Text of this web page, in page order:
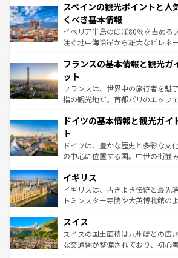
ろん、トスカーナの美しい田園風
景など、自然景観も見逃せない。
ピザやパスタなど、絶品のイタリ
できる。朝目覚めてから夜眠るま
なお、新着のイタリア情報はコン
しい。
スペインの観光ポイントと人
くべき基本情報
イベリア半島のほぼ80％を占める
注ぐ地中海沿岸から雄大なピレネ
文化が根付くこの国では、情熱的
れる闘牛、そして美味しいタパス
る。首都マドリードの洗練された
アートに溢れた街角から、地方で
せる。地方によって風土や気候が
ンテンツ一覧 を参照してほしい。
フランスの基本情報と観光ガ
ット
フランスは、世界中の旅行者を魅
指の観光地だ。首都パリのエッフ
で、幅広い魅力が詰まっている。
聖堂、美しいビーチ、そして豊か
から魅了する。また、フランスは
れ、フランス料理はユネスコ無形
香り高いラベンダー畑など、多彩
らに、パリ以外の地域にも魅力が
も豊かな歴史と文化が息づいてい
を参照してほしい。
ドイツの基本情報と観光ガイ
ト
ドイツは、豊かな歴史と多彩な文
の中心に位置する国。中世の街並
顔を持つこの国は、どこを歩いて
ルリンの文化的活気、バイエルン
してライン川沿いのワイン畑とい
は、お酒好きな人にはぜひ体験してほしい。
ドイツ情報はコンテンツ一覧を参
イギリス
イギリスは、古きよき伝統と最先
トミンスター寺院や大英博物館の
リアごとに異なる魅力がある。ま
ティー、ビール好きにはたまらな
戦など、本場だからこそできる体
スイス
スイスの国土面積は九州ほどの広
な交通網が整備されており、初心